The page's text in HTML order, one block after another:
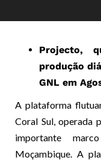
Projecto,
produção
GNL em
A plataforma
Coral Sul, operada
importante
Moçambique. A